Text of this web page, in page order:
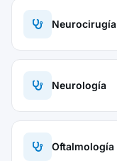
Neurocirugía
Neurología
Oftalmología